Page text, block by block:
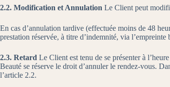
2.2. Modification et Annulation Le Client peut
En cas d’annulation tardive (effectuée moins de 48
prestation réservée, à titre d’indemnité, via
2.3. Retard Le Client est tenu de se présenter à
Beauté se réserve le droit d’annuler le rendez-vous.
l’article 2.2.